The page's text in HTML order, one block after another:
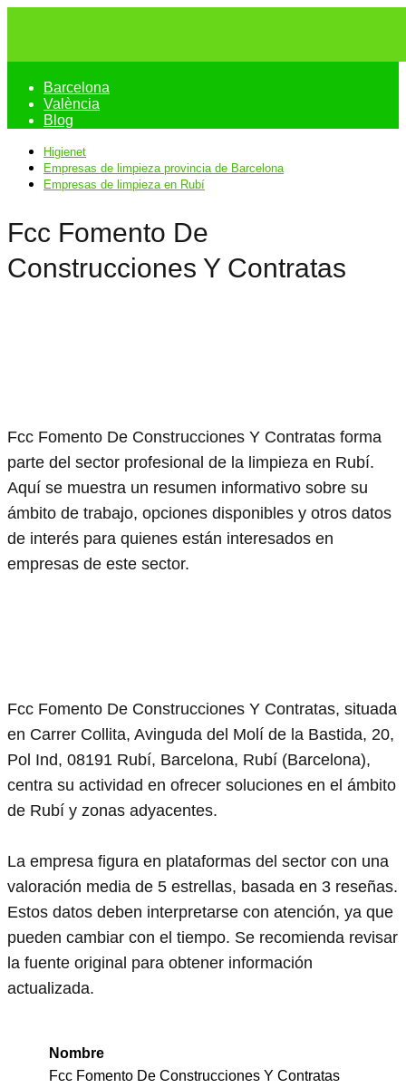
Barcelona
València
Blog
Higienet
Empresas de limpieza provincia de Barcelona
Empresas de limpieza en Rubí
Fcc Fomento De
Construcciones Y Contratas
Fcc Fomento De Construcciones Y Contratas forma
parte del sector profesional de la limpieza en Rubí.
Aquí se muestra un resumen informativo sobre su
ámbito de trabajo, opciones disponibles y otros datos
de interés para quienes están interesados en
empresas de este sector.
Fcc Fomento De Construcciones Y Contratas, situada
en Carrer Collita, Avinguda del Molí de la Bastida, 20,
Pol Ind, 08191 Rubí, Barcelona, Rubí (Barcelona),
centra su actividad en ofrecer soluciones en el ámbito
de Rubí y zonas adyacentes.
La empresa figura en plataformas del sector con una
valoración media de 5 estrellas, basada en 3 reseñas.
Estos datos deben interpretarse con atención, ya que
pueden cambiar con el tiempo. Se recomienda revisar
la fuente original para obtener información
actualizada.
Nombre
Fcc Fomento De Construcciones Y Contratas